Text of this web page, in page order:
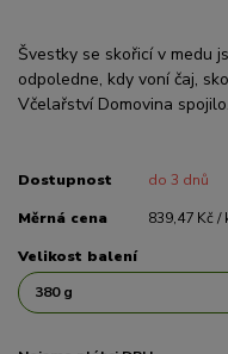
Švestky se skořicí v medu
odpoledne, kdy voní čaj,
Včelařství Domovina
Dostupnost do 3 dnů
Měrná cena 839,47 Kč /
Velikost balení